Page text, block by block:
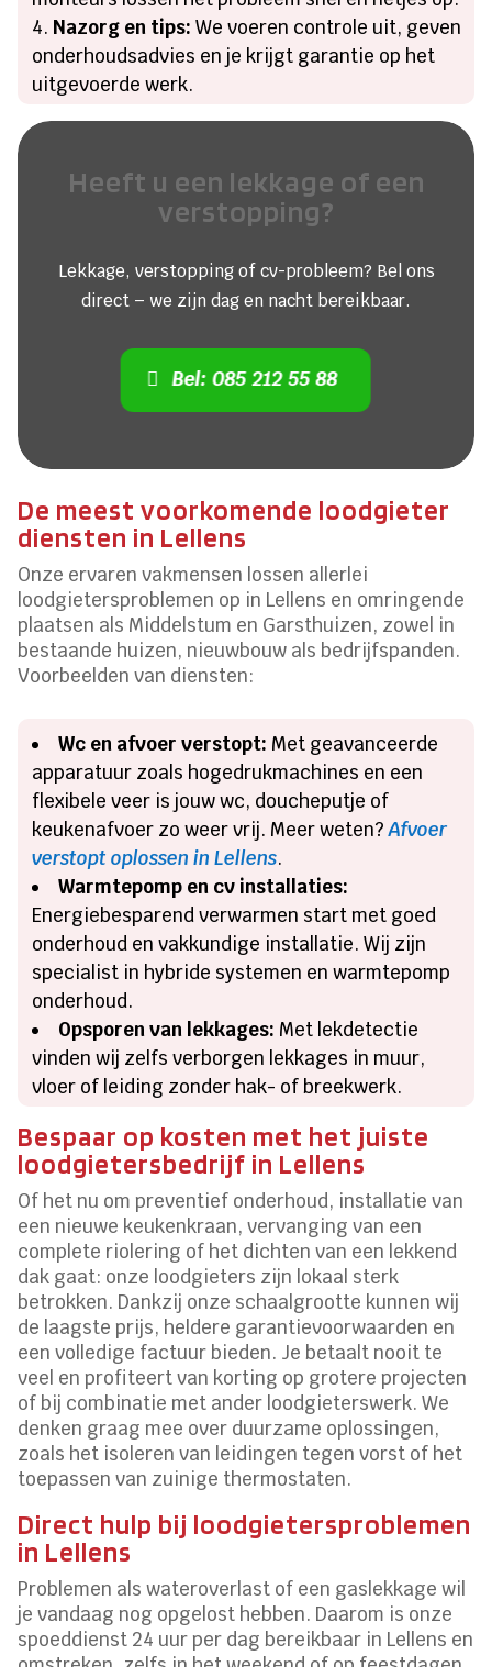
Nazorg en tips: We voeren controle uit, geven
onderhoudsadvies en je krijgt garantie op het
uitgevoerde werk.
Heeft u een lekkage of een
verstopping?
Lekkage, verstopping of cv-probleem? Bel ons
direct – we zijn dag en nacht bereikbaar.
Bel: 085 212 55 88
De meest voorkomende loodgieter
diensten in Lellens
Onze ervaren vakmensen lossen allerlei
loodgietersproblemen op in Lellens en omringende
plaatsen als Middelstum en Garsthuizen, zowel in
bestaande huizen, nieuwbouw als bedrijfspanden.
Voorbeelden van diensten:
Wc en afvoer verstopt: Met geavanceerde
apparatuur zoals hogedrukmachines en een
flexibele veer is jouw wc, doucheputje of
keukenafvoer zo weer vrij. Meer weten?Afvoer
verstopt oplossen in Lellens.
Warmtepomp en cv installaties:
Energiebesparend verwarmen start met goed
onderhoud en vakkundige installatie. Wij zijn
specialist in hybride systemen en warmtepomp
onderhoud.
Opsporen van lekkages: Met lekdetectie
vinden wij zelfs verborgen lekkages in muur,
vloer of leiding zonder hak- of breekwerk.
Bespaar op kosten met het juiste
loodgietersbedrijf in Lellens
Of het nu om preventief onderhoud, installatie van
een nieuwe keukenkraan, vervanging van een
complete riolering of het dichten van een lekkend
dak gaat: onze loodgieters zijn lokaal sterk
betrokken. Dankzij onze schaalgrootte kunnen wij
de laagste prijs, heldere garantievoorwaarden en
een volledige factuur bieden. Je betaalt nooit te
veel en profiteert van korting op grotere projecten
of bij combinatie met ander loodgieterswerk. We
denken graag mee over duurzame oplossingen,
zoals het isoleren van leidingen tegen vorst of het
toepassen van zuinige thermostaten.
Direct hulp bij loodgietersproblemen
in Lellens
Problemen als wateroverlast of een gaslekkage wil
je vandaag nog opgelost hebben. Daarom is onze
spoeddienst 24 uur per dag bereikbaar in Lellens en